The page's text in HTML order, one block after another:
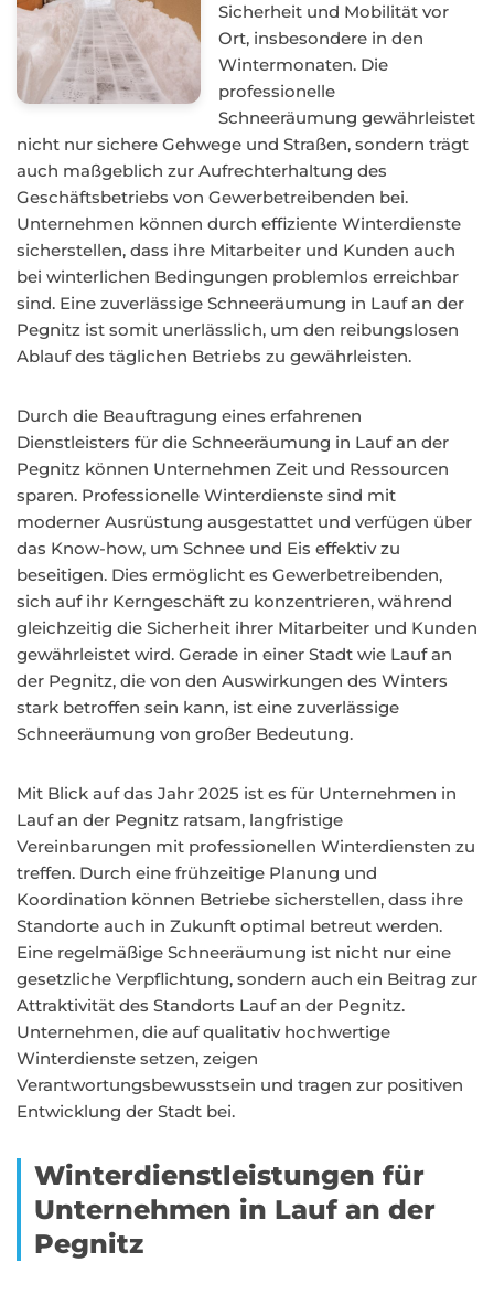
Sicherheit und Mobilität vor
Ort, insbesondere in den
Wintermonaten. Die
professionelle
Schneeräumung gewährleistet
nicht nur sichere Gehwege und Straßen, sondern trägt
auch maßgeblich zur Aufrechterhaltung des
Geschäftsbetriebs von Gewerbetreibenden bei.
Unternehmen können durch effiziente Winterdienste
sicherstellen, dass ihre Mitarbeiter und Kunden auch
bei winterlichen Bedingungen problemlos erreichbar
sind. Eine zuverlässige Schneeräumung in Lauf an der
Pegnitz ist somit unerlässlich, um den reibungslosen
Ablauf des täglichen Betriebs zu gewährleisten.
Durch die Beauftragung eines erfahrenen
Dienstleisters für die Schneeräumung in Lauf an der
Pegnitz können Unternehmen Zeit und Ressourcen
sparen. Professionelle Winterdienste sind mit
moderner Ausrüstung ausgestattet und verfügen über
das Know-how, um Schnee und Eis effektiv zu
beseitigen. Dies ermöglicht es Gewerbetreibenden,
sich auf ihr Kerngeschäft zu konzentrieren, während
gleichzeitig die Sicherheit ihrer Mitarbeiter und Kunden
gewährleistet wird. Gerade in einer Stadt wie Lauf an
der Pegnitz, die von den Auswirkungen des Winters
stark betroffen sein kann, ist eine zuverlässige
Schneeräumung von großer Bedeutung.
Mit Blick auf das Jahr 2025 ist es für Unternehmen in
Lauf an der Pegnitz ratsam, langfristige
Vereinbarungen mit professionellen Winterdiensten zu
treffen. Durch eine frühzeitige Planung und
Koordination können Betriebe sicherstellen, dass ihre
Standorte auch in Zukunft optimal betreut werden.
Eine regelmäßige Schneeräumung ist nicht nur eine
gesetzliche Verpflichtung, sondern auch ein Beitrag zur
Attraktivität des Standorts Lauf an der Pegnitz.
Unternehmen, die auf qualitativ hochwertige
Winterdienste setzen, zeigen
Verantwortungsbewusstsein und tragen zur positiven
Entwicklung der Stadt bei.
Winterdienstleistungen für
Unternehmen in Lauf an der
Pegnitz